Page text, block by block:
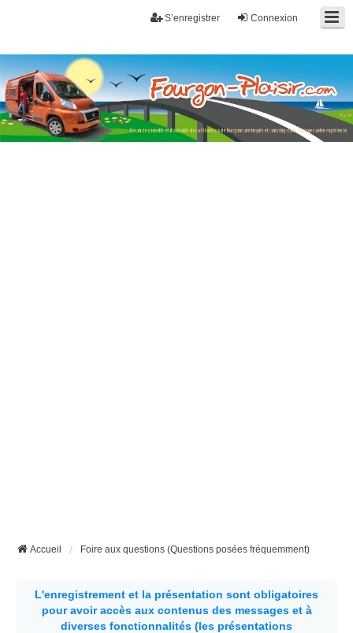
Connexion
S’enregistrer
Fourgon-plaisir.com
Forum de conseils et d'entraide des utilisateurs de fourgons, fourgons
aménagés, vans et de camping-car. Partagez votre expérience.
Accueil Foire aux questions (Questions posées fréquemment)
L'enregistrement et la présentation sont obligatoires
pour avoir accès aux contenus des messages et à
diverses fonctionnalités (les présentations